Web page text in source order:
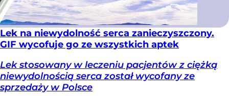
Lek na niewydolność serca zanieczyszczony.
GIF wycofuje go ze wszystkich aptek
Lek stosowany w leczeniu pacjentów z ciężką
niewydolnością serca został wycofany ze
sprzedaży w Polsce